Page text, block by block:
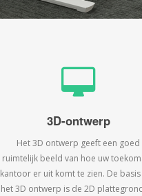
3D-ontwerp
Het 3D ontwerp geeft een goed
ruimtelijk beeld van hoe uw
kantoor er uit komt te zien. De basis
het 3D ontwerp is de 2D